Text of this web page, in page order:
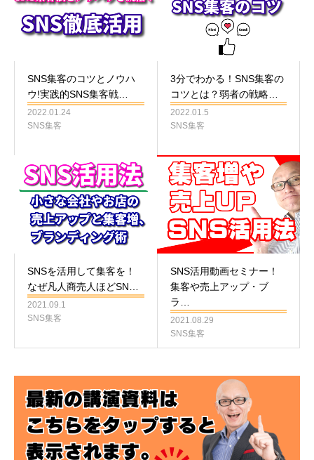
SNS集客のコツとノウハ
ウ!実践的SNS集客戦…
2022.01.24
SNS集客
3分でわかる！SNS集客の
コツとは？弱者の戦略…
2022.01.5
SNS集客
SNSを活用して集客を！
なぜ凡人商売人ほどSN…
2021.09.1
SNS集客
SNS活用動画セミナー！
集客や売上アップ・ブ
ラ…
2021.08.29
SNS集客